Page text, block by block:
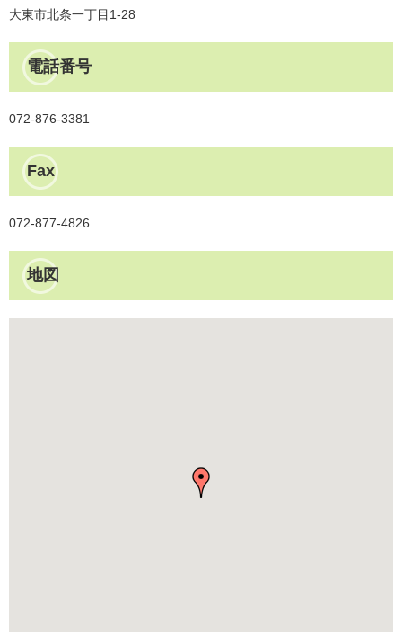
大東市北条一丁目1-28
電話番号
072-876-3381
Fax
072-877-4826
地図